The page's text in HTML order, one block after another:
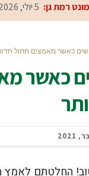
רמת גן: 5 יולי, 2026
מאמצים חתול חדש? 7 טיפים שיעשו לכם חיים קלים
החלטתם